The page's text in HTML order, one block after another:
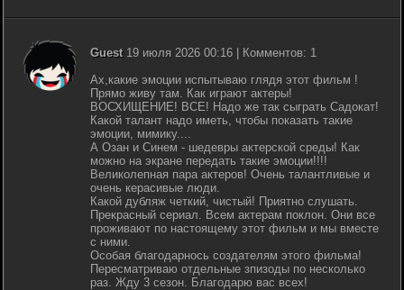
Guest19 июля 2026 00:16 | Комментов: 1
Ах,какие эмоции испытываю глядя этот фильм !
Прямо живу там. Как играют актеры!
ВОСХИЩЕНИЕ! ВСЕ! Надо же так сыграть Садокат!
Какой талант надо иметь, чтобы показать такие
эмоции, мимику....
А Озан и Синем - шедевры актерской среды! Как
можно на экране передать такие эмоции!!!!
Великолепная пара актеров! Очень талантливые и
очень керасивые люди.
Какой дубляж четкий, чистый! Приятно слушать.
Прекрасный сериал. Всем актерам поклон. Они все
проживают по настоящему этот фильм и мы вместе
с ними.
Особая благодарнось создателям этого фильма!
Пересматриваю отдельные зпизоды по несколько
раз. Жду 3 сезон. Благодарю вас всех!